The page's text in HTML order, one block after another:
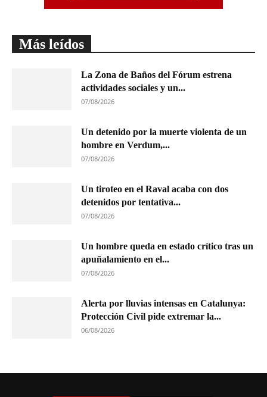
Más leídos
La Zona de Baños del Fórum estrena
actividades sociales y un...
07/08/2026
Un detenido por la muerte violenta de un
hombre en Verdum,...
07/08/2026
Un tiroteo en el Raval acaba con dos
detenidos por tentativa...
07/08/2026
Un hombre queda en estado crítico tras un
apuñalamiento en el...
07/08/2026
Alerta por lluvias intensas en Catalunya:
Protección Civil pide extremar la...
06/08/2026